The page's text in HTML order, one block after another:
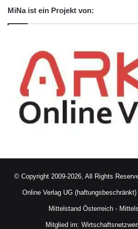
MiNa ist ein Projekt von:
© Copyright 2009-2026, All Rights
Online Verlag UG (haftungsbeschränkt)
Mittelstand Österreich-
Mitglied im: